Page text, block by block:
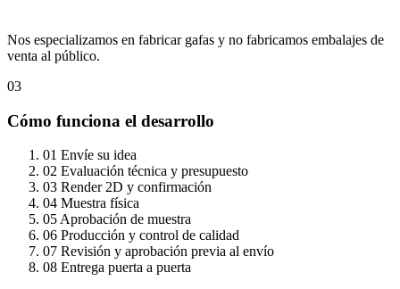
Nos especializamos en fabricar gafas y no fabricamos embalajes de
venta al público.
03
Cómo funciona el desarrollo
01 Envíe su idea
02 Evaluación técnica y presupuesto
03 Render 2D y confirmación
04 Muestra física
05 Aprobación de muestra
06 Producción y control de calidad
07 Revisión y aprobación previa al envío
08 Entrega puerta a puerta